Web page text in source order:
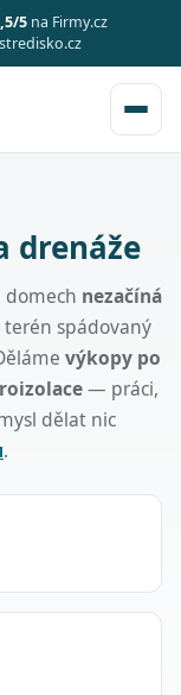
5na Firmy.cz
drenáže
domech nezačíná
terén spádovaný
výkopy po
— práci,
dělat nic
.